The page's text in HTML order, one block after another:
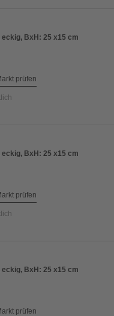
BxH: 25 x15 cm
prüfen
BxH: 25 x15 cm
prüfen
BxH: 25 x15 cm
prüfen